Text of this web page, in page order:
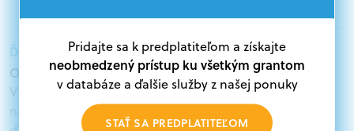
Ďalšie informácie:
Oprávnení žiadatelia:
V databáze grantov a dotácií na portáli Grantexpert.sk
nájdete aktuálne výzvy z eurofondov, plánu obnovy a
Pridajte sa k predplatiteľom a získajte
neobmedzený prístup ku všetkým grantom
v databáze a ďalšie služby z našej ponuky
STAŤ SA PREDPLATITEĽOM